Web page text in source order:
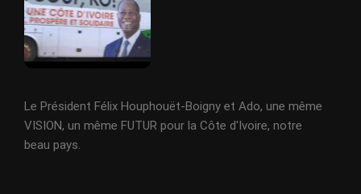
Le Président Félix Houphouët-Boigny et Ado, une même
VISION, un même FUTUR pour la Côte d'Ivoire, notre
beau pays.